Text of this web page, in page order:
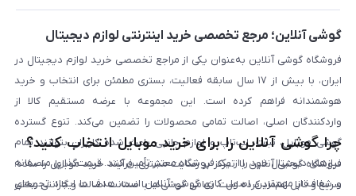
بلاگ
گوشی آنلاین؛ مرجع تخصصی خرید اینترنتی لوازم دیجیتال
فروشگاه گوشی آنلاین به‌عنوان یکی از مراجع تخصصی خرید لوازم دیجیتال در
ایران، با بیش از ۱۷ سال سابقه فعالیت، بستری مطمئن برای انتخاب و خرید
هوشمندانه فراهم کرده است. این مجموعه با عرضه مستقیم کالا از
واردکنندگان اصلی، اصالت تمامی محصولات را تضمین می‌کند. تنوع گسترده
گوشی موبایل، تبلت، لپ‌تاپ و لوازم جانبی باعث شده کاربران بتوانند تمام
نیازهای دیجیتال خود را از یک فروشگاه معتبر تأمین کنند. قیمت‌گذاری منصفانه
و شفاف از مهم‌ترین اصول کاری گوشی آنلاین است. هدف ما ایجاد تجربه‌ای
چرا گوشی آنلاین را برای خرید موبایل انتخاب کنید؟
فروشگاه گوشی آنلاین با تمرکز بر رضایت مشتری، فرآیند خرید موبایل را ساده،
سریع و قابل اعتماد کرده است. تمامی گوشی‌ها با ضمانت اصالت و گارانتی معتبر